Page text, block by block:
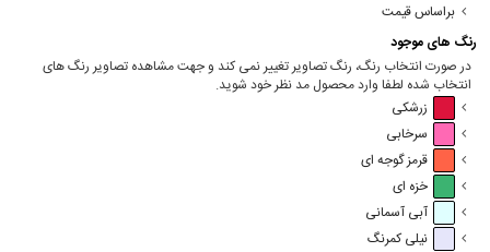
براساس قیمت
رنگ های موجود
در صورت انتخاب رنگ، رنگ تصاویر تغییر نمی کند و جهت مشاهده تصاویر رنگ های
انتخاب شده لطفا وارد محصول مد نظر خود شوید.
زرشکی
سرخابی
قرمز گوجه ای
خزه ای
آبی آسمانی
نیلی کمرنگ